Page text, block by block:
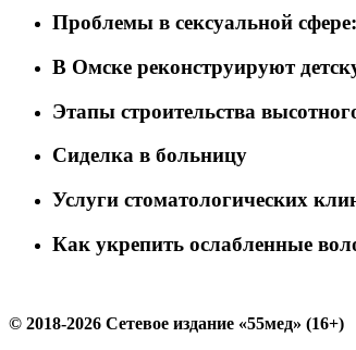
Проблемы в сексуальной
В Омске реконструируют
Этапы строительства
Сиделка в больницу
Услуги стоматологических
Как укрепить ослабленные
© 2018-2026 Сетевое издание «55мед» (16+)